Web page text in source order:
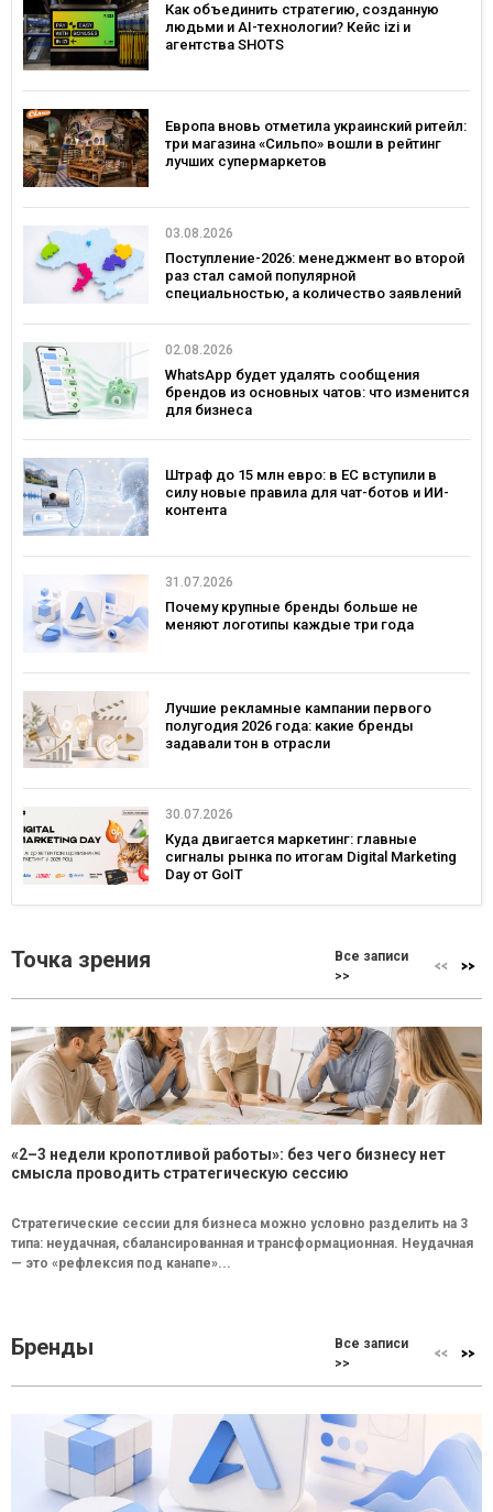
Как объединить стратегию, созданную
людьми и AI-технологии? Кейс izi и
агентства SHOTS
Европа вновь отметила украинский ритейл:
три магазина «Сильпо» вошли в рейтинг
лучших супермаркетов
03.08.2026
Поступление-2026: менеджмент во второй
раз стал самой популярной
специальностью, а количество заявлений
02.08.2026
WhatsApp будет удалять сообщения
брендов из основных чатов: что изменится
для бизнеса
Штраф до 15 млн евро: в ЕС вступили в
силу новые правила для чат-ботов и ИИ-
контента
31.07.2026
Почему крупные бренды больше не
меняют логотипы каждые три года
Лучшие рекламные кампании первого
полугодия 2026 года: какие бренды
задавали тон в отрасли
30.07.2026
Куда двигается маркетинг: главные
сигналы рынка по итогам Digital Marketing
Day от GoIT
Точка зрения
Все записи
>>
«2–3 недели кропотливой работы»: без чего бизнесу нет
смысла проводить стратегическую сессию
Стратегические сессии для бизнеса можно условно разделить на 3
типа: неудачная, сбалансированная и трансформационная. Неудачная
— это «рефлексия под канапе»...
Бренды
Все записи
>>